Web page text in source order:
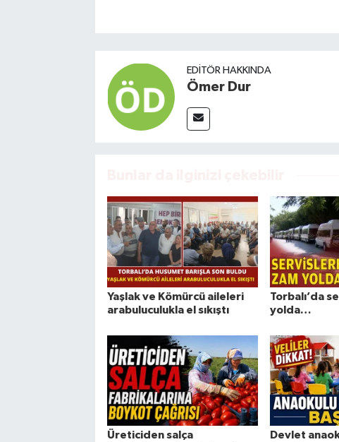
EDITÖR HAKKINDA
Ömer Dur
Yaşlak ve Kömürcü aileleri
arabuluculukla el sıkıştı
Torbalı’da
yolda…
Üreticiden salça
Devlet